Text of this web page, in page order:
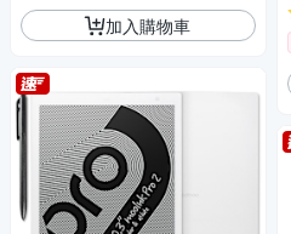
加入購物車